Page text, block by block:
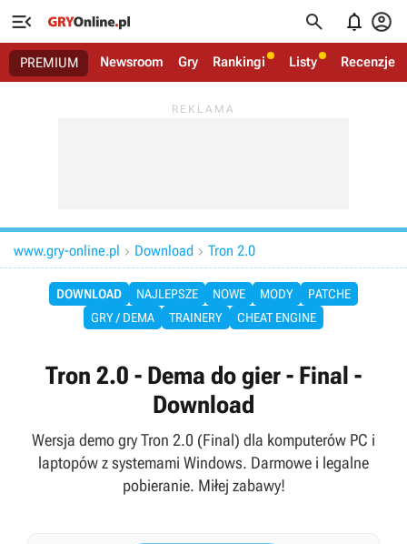
   
PREMIUM Newsroom Gry Rankingi Listy Recenzje
www.gry-online.pl  Download  Tron 2.0
DOWNLOAD NAJLEPSZE NOWE MODY
PATCHE
GRY / DEMA
TRAINERY CHEAT ENGINE
Tron 2.0 - Dema do gier - Final -
Download
Wersja demo gry Tron 2.0 (Final) dla komputerów PC i
laptopów z systemami Windows. Darmowe i legalne
pobieranie. Miłej zabawy!